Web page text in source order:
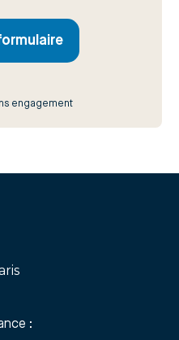
engagement
: